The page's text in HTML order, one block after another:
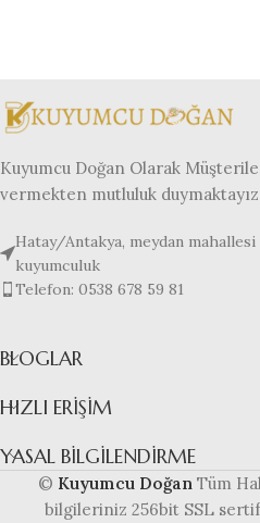
Kuyumcu Doğan Olarak
vermekten mutluluk duymaktayız
Hatay/Antakya, meydan
kuyumculuk
Telefon: 0538 678 59 81
BLOGLAR
HIZLI ERIŞIM
YASAL BILGILENDIRME
© Kuyumcu Doğan Tüm
bilgileriniz 256bit SSL